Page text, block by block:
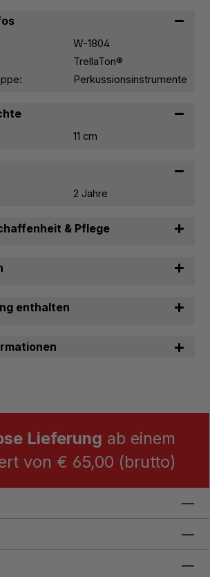
W-1804
TrellaTon®
Perkussionsinstrumente
11 cm
2 Jahre
& Pflege
enthalten
Lieferung ab einem
von € 65,00 (brutto)